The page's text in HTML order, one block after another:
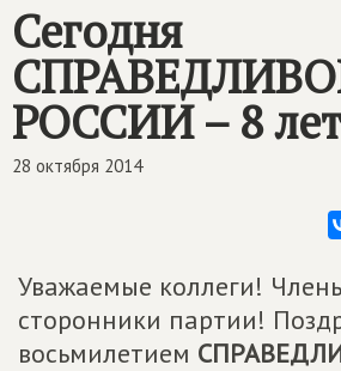
Сегодня
РОССИИ– 8
28 октября 2014
Уважаемые коллеги!
сторонники партии!
восьмилетием